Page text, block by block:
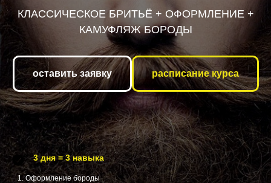
КЛАССИЧЕСКОЕ БРИТЬЁ + ОФОРМЛЕНИЕ +
КАМУФЛЯЖ БОРОДЫ
оставить заявку расписание курса
3 дня = 3 навыка
Оформление бороды